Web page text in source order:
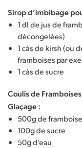
Sirop d’imbibage
1 dl de jus de
décongelées)
1 càs de kirsh (ou
framboises par
1 càs de sucre
Coulis de
Glaçage :
500g de
100g de sucre
50g d’eau